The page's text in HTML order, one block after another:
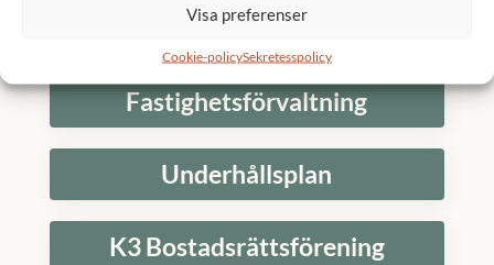
Visa preferenser
Cookie-policySekretesspolicy
Fastighetsförvaltning
Underhållsplan
K3 Bostadsrättsförening